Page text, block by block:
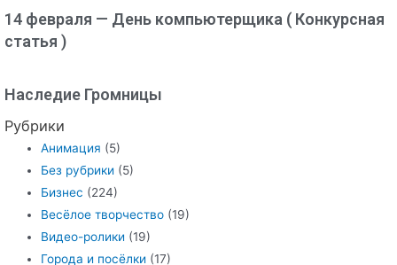
14 февраля — День компьютерщика ( Конкурсная
статья )
Наследие Громницы
Рубрики
Анимация (5)
Без рубрики (5)
Бизнес (224)
Весёлое творчество (19)
Видео-ролики (19)
Города и посёлки (17)